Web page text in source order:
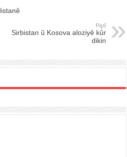
Piştî
Sirbistan û Kosova aloziyê kûr
dikin